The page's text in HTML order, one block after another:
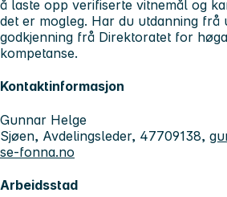
å laste opp verifiserte vitnemål og
det er mogleg. Har du utdanning frå
godkjenning frå Direktoratet for
kompetanse.
Kontaktinformasjon
Gunnar Helge
Sjøen, Avdelingsleder, 47709138,
se-fonna.no
Arbeidsstad